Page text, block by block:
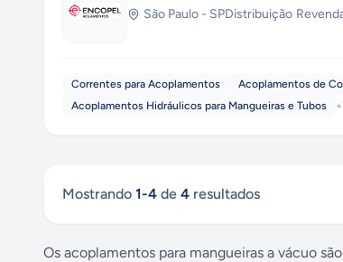
São Paulo - SPDistribuição·
Correntes para Acoplamentos Acoplamentos de
Acoplamentos Hidráulicos para Mangueiras e Tubos
+
Mostrando 1-4 de 4 resultados
Os acoplamentos para mangueiras a vácuo